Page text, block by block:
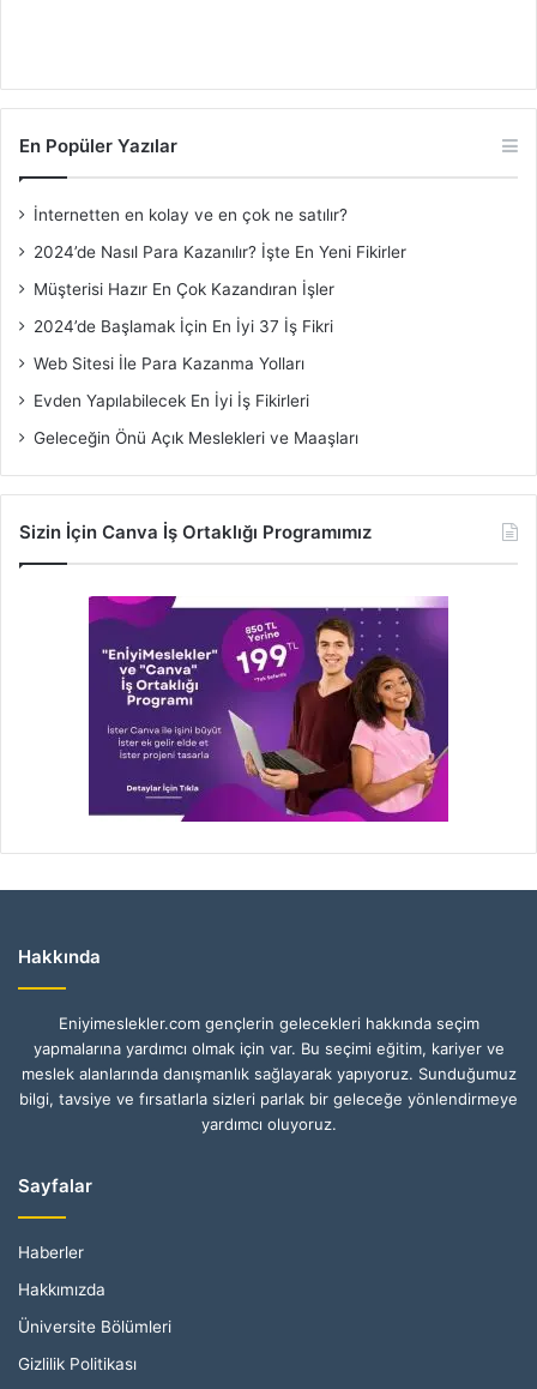
En Popüler Yazılar
İnternetten en kolay ve en çok ne satılır?
2024’de Nasıl Para Kazanılır? İşte En Yeni Fikirler
Müşterisi Hazır En Çok Kazandıran İşler
2024’de Başlamak İçin En İyi 37 İş Fikri
Web Sitesi İle Para Kazanma Yolları
Evden Yapılabilecek En İyi İş Fikirleri
Geleceğin Önü Açık Meslekleri ve Maaşları
Sizin İçin Canva İş Ortaklığı Programımız
Hakkında
Eniyimeslekler.com gençlerin gelecekleri hakkında seçim
yapmalarına yardımcı olmak için var. Bu seçimi eğitim, kariyer ve
meslek alanlarında danışmanlık sağlayarak yapıyoruz. Sunduğumuz
bilgi, tavsiye ve fırsatlarla sizleri parlak bir geleceğe yönlendirmeye
yardımcı oluyoruz.
Sayfalar
Haberler
Hakkımızda
Üniversite Bölümleri
Gizlilik Politikası